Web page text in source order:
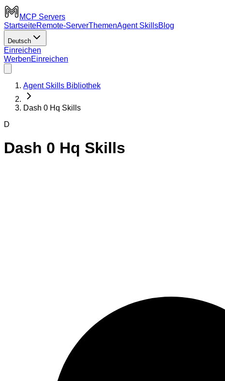
MCP Servers
StartseiteRemote-ServerThemenAgent SkillsBlog
Deutsch
Einreichen
WerbenEinreichen
Agent Skills Bibliothek
Dash 0 Hq Skills
D
Dash 0 Hq Skills